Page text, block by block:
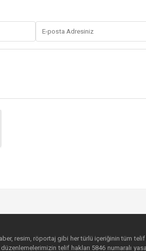
resim, röportaj gibi her türlü içeriğinin tüm
telif hakları 5846 numaralı